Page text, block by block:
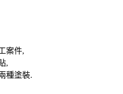
案件,
,
種塗裝.